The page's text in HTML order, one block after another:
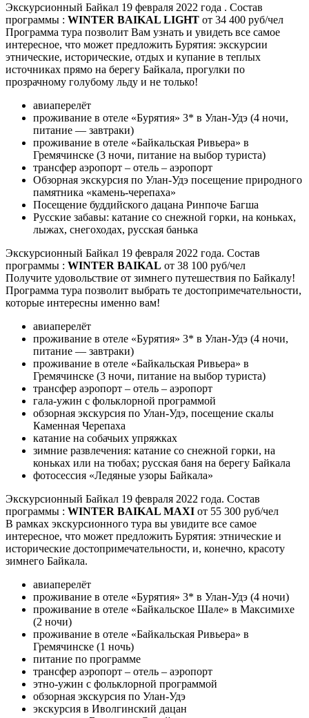
Экскурсионный Байкал 19 февраля 2022 года . Состав
программы : WINTER BAIKAL LIGHT от 34 400 руб/чел
​Программа тура позволит Вам узнать и увидеть все самое
интересное, что может предложить Бурятия: экскурсии
этнические, исторические, отдых и купание в теплых
источниках прямо на берегу Байкала, прогулки по
прозрачному голубому льду и не только!
авиаперелёт
проживание в отеле «Бурятия» 3* в Улан-Удэ (4 ночи,
питание — завтраки)
проживание в отеле «Байкальская Ривьера» в
Гремячинске (3 ночи, питание на выбор туриста)
трансфер аэропорт – отель – аэропорт
Обзорная экскурсия по Улан-Удэ посещение природного
памятника «камень-черепаха»
Посещение буддийского дацана Ринпоче Багша
Русские забавы: катание со снежной горки, на коньках,
лыжах, снегоходах, русская банька
Экскурсионный Байкал 19 февраля 2022 года. Состав
программы : WINTER BAIKAL от 38 100 руб/чел
Получите удовольствие от зимнего путешествия по Байкалу!
Программа тура позволит выбрать те достопримечательности,
которые интересны именно вам!
авиаперелёт
проживание в отеле «Бурятия» 3* в Улан-Удэ (4 ночи,
питание — завтраки)
проживание в отеле «Байкальская Ривьера» в
Гремячинске (3 ночи, питание на выбор туриста)
трансфер аэропорт – отель – аэропорт
гала-ужин с фольклорной программой
обзорная экскурсия по Улан-Удэ, посещение скалы
Каменная Черепаха
катание на собачьих упряжках
зимние развлечения: катание со снежной горки, на
коньках или на тюбах; русская баня на берегу Байкала
фотосессия «Ледяные узоры Байкала»
Экскурсионный Байкал 19 февраля 2022 года. Состав
программы : WINTER BAIKAL MAXI от 55 300 руб/чел
В рамках экскурсионного тура вы увидите все самое
интересное, что может предложить Бурятия: этнические и
исторические достопримечательности, и, конечно, красоту
зимнего Байкала.
авиаперелёт
проживание в отеле «Бурятия» 3* в Улан-Удэ (4 ночи)
проживание в отеле «Байкальское Шале» в Максимихе
(2 ночи)
проживание в отеле «Байкальская Ривьера» в
Гремячинске (1 ночь)
питание по программе
трансфер аэропорт – отель – аэропорт
этно-ужин с фольклорной программой
обзорная экскурсия по Улан-Удэ
экскурсия в Иволгинский дацан